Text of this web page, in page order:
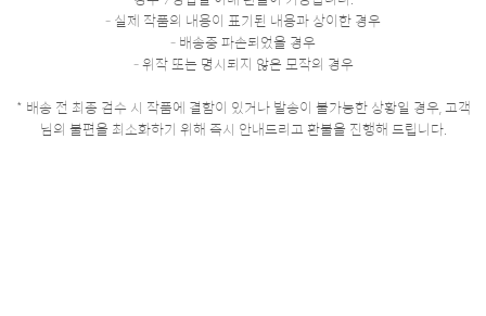
- 실제 작품의 내용이 표기된 내용과 상이한 경우
- 배송중 파손되었을 경우
- 위작 또는 명시되지 않은 모작의 경우
* 배송 전 최종 검수 시 작품에 결함이 있거나 발송이 불가능한 상황일 경우, 고객
님의 불편을 최소화하기 위해 즉시 안내드리고 환불을 진행해 드립니다.